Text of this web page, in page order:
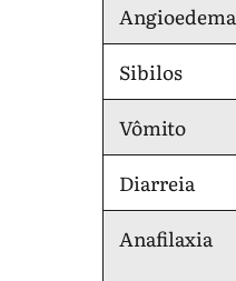
Angioedema
Sibilos
Vômito
Diarreia
Anafilaxia